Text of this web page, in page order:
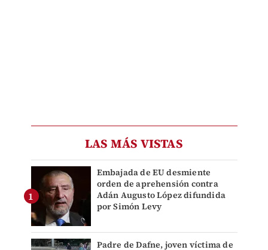
LAS MÁS VISTAS
Embajada de EU desmiente
orden de aprehensión contra
Adán Augusto López difundida
por Simón Levy
Padre de Dafne, joven víctima de